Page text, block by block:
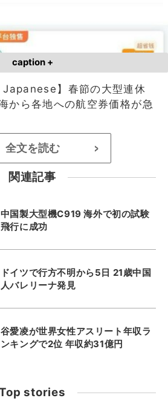
caption +
Japanese】春節の大型連休
から各地への航空券価格が急
全文を読む >
関連記事
中国製大型機C919 海外で初の試験
飛行に成功
ドイツで行方不明から5日 21歳中国
人バレリーナ発見
谷愛凌が世界女性アスリート年収ラ
ンキングで2位 年収約31億円
stories